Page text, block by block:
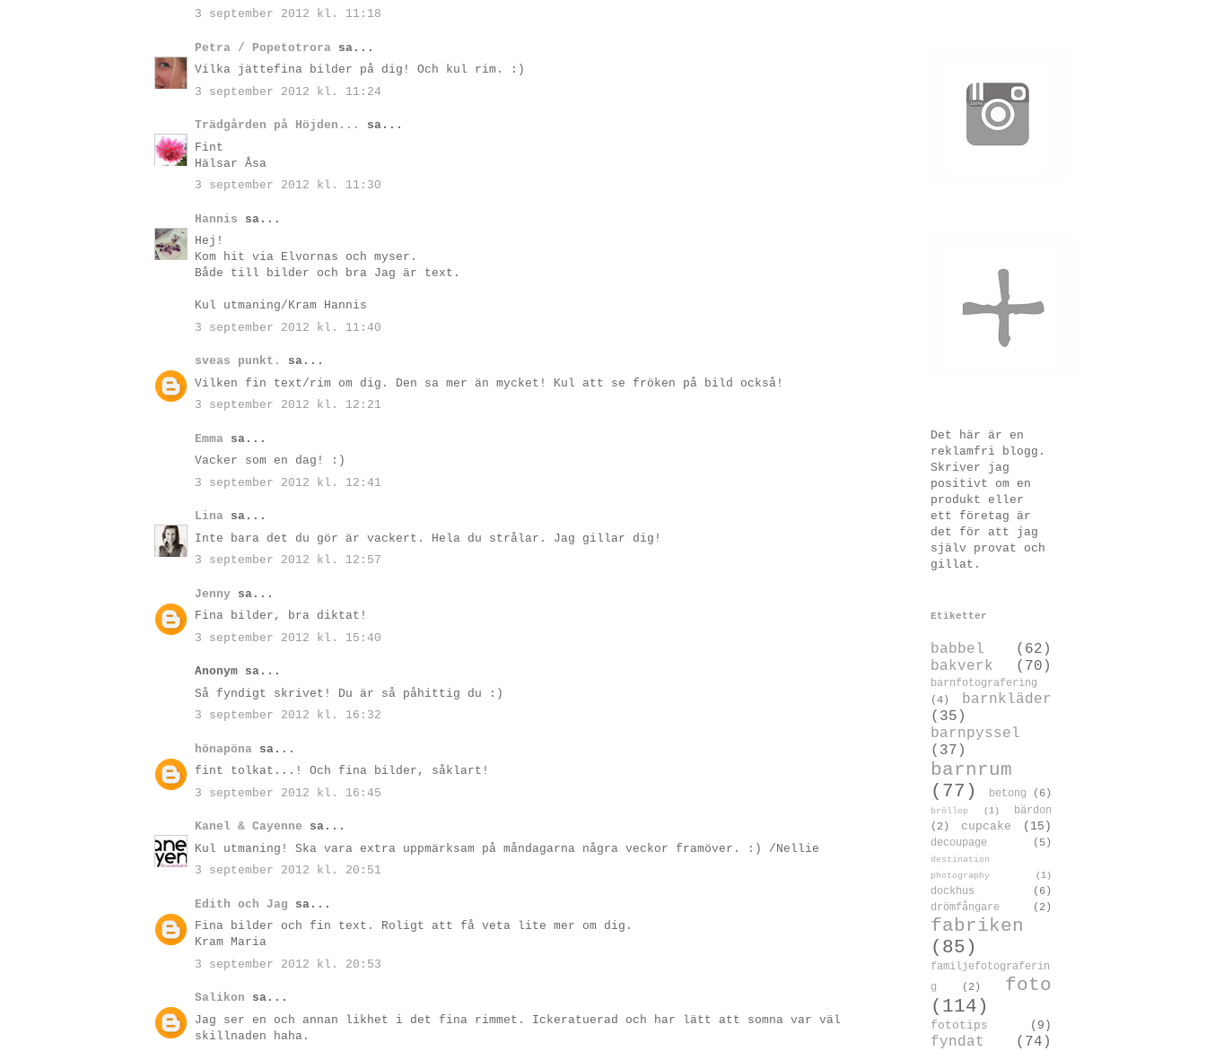
3 september 2012 kl. 11:18
Petra / Popetotrora sa...
Vilka jättefina bilder på dig! Och kul rim. :)
3 september 2012 kl. 11:24
Trädgården på Höjden...
sa...
Fint
Hälsar Åsa
3 september 2012 kl. 11:30
Hannis sa...
Hej!
Kom hit via Elvornas och myser.
Både till bilder och bra Jag är text.
Kul utmaning/Kram Hannis
3 september 2012 kl. 11:40
sveas punkt.
sa...
Vilken fin text/rim om dig. Den sa mer än mycket! Kul att se fröken på bild också!
3 september 2012 kl. 12:21
Emma sa...
Vacker som en dag! :)
3 september 2012 kl. 12:41
Lina sa...
Inte bara det du gör är vackert. Hela du strålar. Jag gillar dig!
3 september 2012 kl. 12:57
Jenny sa...
Fina bilder, bra diktat!
3 september 2012 kl. 15:40
Anonym sa...
Så fyndigt skrivet! Du är så påhittig du :)
3 september 2012 kl. 16:32
hönapöna sa...
fint tolkat...! Och fina bilder, såklart!
3 september 2012 kl. 16:45
Kanel & Cayenne sa...
Kul utmaning! Ska vara extra uppmärksam på måndagarna några veckor framöver. :) /Nellie
3 september 2012 kl. 20:51
Edith och Jag sa...
Fina bilder och fin text. Roligt att få veta lite mer om dig.
Kram Maria
3 september 2012 kl. 20:53
Salikon sa...
Jag ser en och annan likhet i det fina rimmet. Ickeratuerad och har lätt att somna var väl
skillnaden haha.
Det här är en
reklamfri blogg.
Skriver jag
positivt om en
produkt eller
ett företag är
det för att jag
själv provat och
gillat.
Etiketter
babbel
(62)
bakverk
(70)
barnfotografering
(4)
barnkläder
(35)
barnpyssel
(37)
barnrum
(77)
betong (6)
bröllop (1)
bärdon
(2)
cupcake (15)
decoupage (5)
destination
photography
(1)
dockhus
(6)
drömfångare
(2)
fabriken
(85)
familjefotograferin
g
(2)
foto
(114)
fototips (9)
fyndat (74)